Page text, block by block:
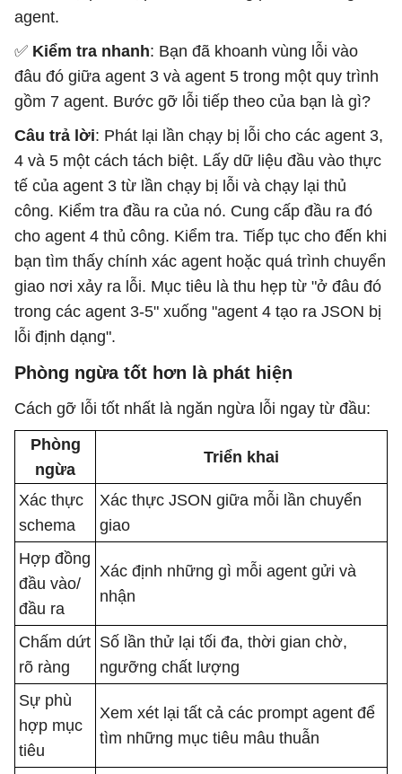
agent.
✅ Kiểm tra nhanh: Bạn đã khoanh vùng lỗi vào
đâu đó giữa agent 3 và agent 5 trong một quy trình
gồm 7 agent. Bước gỡ lỗi tiếp theo của bạn là gì?
Câu trả lời: Phát lại lần chạy bị lỗi cho các agent 3,
4 và 5 một cách tách biệt. Lấy dữ liệu đầu vào thực
tế của agent 3 từ lần chạy bị lỗi và chạy lại thủ
công. Kiểm tra đầu ra của nó. Cung cấp đầu ra đó
cho agent 4 thủ công. Kiểm tra. Tiếp tục cho đến khi
bạn tìm thấy chính xác agent hoặc quá trình chuyển
giao nơi xảy ra lỗi. Mục tiêu là thu hẹp từ "ở đâu đó
trong các agent 3-5" xuống "agent 4 tạo ra JSON bị
lỗi định dạng".
Phòng ngừa tốt hơn là phát hiện
Cách gỡ lỗi tốt nhất là ngăn ngừa lỗi ngay từ đầu:
Phòng
ngừa
Triển khai
Xác thực
schema
Xác thực JSON giữa mỗi lần chuyển
giao
Hợp đồng
đầu vào/
đầu ra
Xác định những gì mỗi agent gửi và
nhận
Chấm dứt
rõ ràng
Số lần thử lại tối đa, thời gian chờ,
ngưỡng chất lượng
Sự phù
hợp mục
tiêu
Xem xét lại tất cả các prompt agent để
tìm những mục tiêu mâu thuẫn